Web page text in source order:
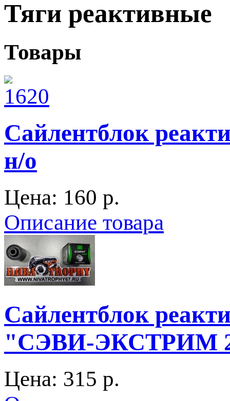
Тяги реактивные
Товары
Сайлентблок
н/о
Цена: 160 p.
Описание товара
Сайлентблок
"СЭВИ-ЭКСТРИМ
Цена: 315 p.